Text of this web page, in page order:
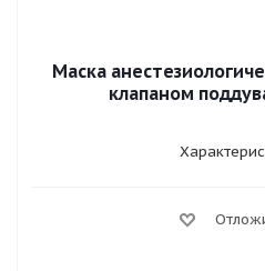
Маска
клапаном